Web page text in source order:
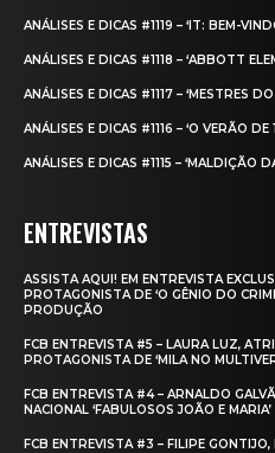
ANÁLISES E DICAS #1119 – ‘IT: BEM-
ANÁLISES E DICAS #1118 – ‘ABBOTT
ANÁLISES E DICAS #1117 – ‘MESTRES
ANÁLISES E DICAS #1116 – ‘O VERÃO DE
ANÁLISES E DICAS #1115 – ‘MALDIÇÃO
ENTREVISTAS
ASSISTA AQUI! EM ENTREVISTA
PROTAGONISTA DE ‘O GÊNIO DO
PRODUÇÃO
FCB ENTREVISTA #5 – LAURA LUZ,
PROTAGONISTA DE ‘MILA NO
FCB ENTREVISTA #4 – ARNALDO
NACIONAL ‘FABULOSOS JOÃO E MARIA’
FCB ENTREVISTA #3 – FILIPE GONTIJO,